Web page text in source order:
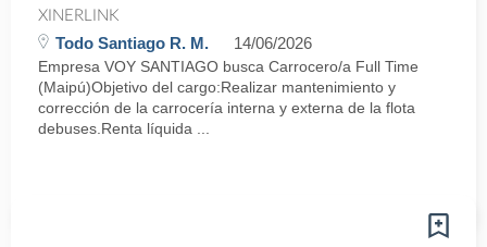
XINERLINK
Todo Santiago R. M. 14/06/2026
Empresa VOY SANTIAGO busca Carrocero/a Full Time
(Maipú)Objetivo del cargo:Realizar mantenimiento y
corrección de la carrocería interna y externa de la flota
debuses.Renta líquida ...